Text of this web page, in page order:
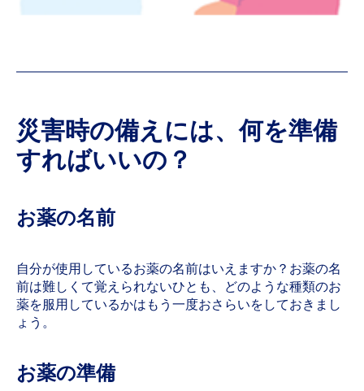
災害時の備えには、何を準備
すればいいの？
お薬の名前
自分が使用しているお薬の名前はいえますか？お薬の名
前は難しくて覚えられないひとも、どのような種類のお
薬を服用しているかはもう一度おさらいをしておきまし
ょう。
お薬の準備